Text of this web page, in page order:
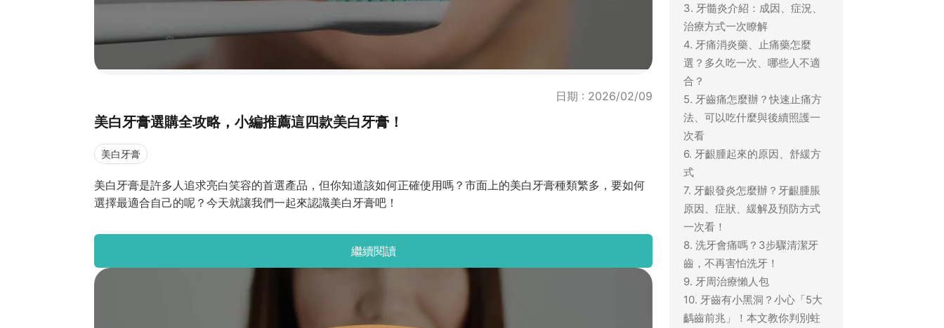
日期 : 2026/02/09
美白牙膏選購全攻略，小編推薦這四款美白牙膏！
美白牙膏
美白牙膏是許多人追求亮白笑容的首選產品，但你知道該如何正確使用嗎？市面上的美白牙膏種類繁多，要如何
選擇最適合自己的呢？今天就讓我們一起來認識美白牙膏吧！
繼續閱讀
3. 牙髓炎介紹：成因、症況、
治療方式一次瞭解
4. 牙痛消炎藥、止痛藥怎麼
選？多久吃一次、哪些人不適
合？
5. 牙齒痛怎麼辦？快速止痛方
法、可以吃什麼與後續照護一
次看
6. 牙齦腫起來的原因、舒緩方
式
7. 牙齦發炎怎麼辦？牙齦腫脹
原因、症狀、緩解及預防方式
一次看！
8. 洗牙會痛嗎？3步驟清潔牙
齒，不再害怕洗牙！
9. 牙周治療懶人包
10. 牙齒有小黑洞？小心「5大
齲齒前兆」！本文教你判別蛀